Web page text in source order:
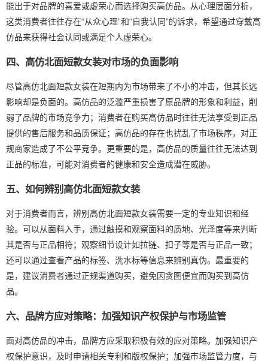
能出于对品牌的喜爱或虚荣心而选择购买高仿品。从心理层面分析，
这类消费者往往存在“从众心理”和“自我认同”的诉求，希望通过穿戴高
仿品来获得社会认同或满足个人虚荣心。
四、高仿北面短款女装对市场的负面影响
尽管高仿北面短款女装在短期内为市场带来了不小的冲击，但其长远
影响却是负面的。高仿品的泛滥严重损害了原品牌的形象和利益，削
弱了品牌的市场竞争力；消费者在购买高仿品时往往无法享受到正品
提供的售后服务和品质保证；高仿品的存在也扰乱了市场秩序，对正
规商家造成了不公平竞争。更重要的是，高仿品的质量往往无法达到
正品的标准，可能对消费者的健康和安全造成潜在威胁。
五、如何辨别高仿北面短款女装
对于消费者而言，辨别高仿北面短款女装需要一定的专业知识和经
验。可以从面料入手，通过触摸和观察面料的质地、光泽度等来判断
其是否与正品相符；观察细节设计如拉链、扣子等是否与正品一致；
还可以通过查看产品的标签、洗水标等信息来辨别真伪。最重要的
是，建议消费者通过正规渠道购买，避免因贪图便宜而购买到高仿
品。
六、品牌方应对策略：加强知识产权保护与市场监管
面对高仿品的冲击，品牌方应采取积极有效的应对策略。加强知识产
权保护意识，及时申请相关专利和版权保护；加强市场监管力度，与